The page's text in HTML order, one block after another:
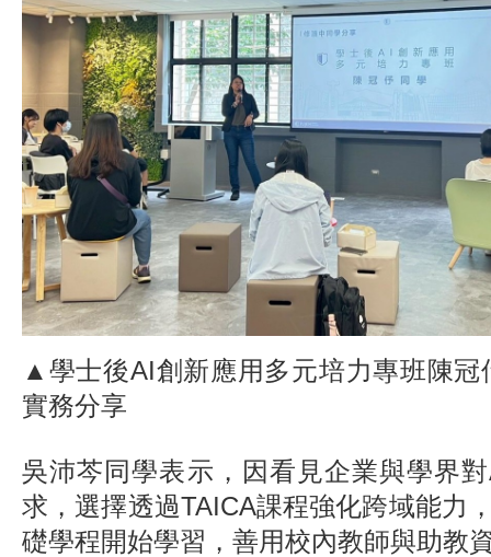
▲學士後AI創新應用多元培力專班陳冠
實務分享
吳沛芩同學表示，因看見企業與學界
求，選擇透過TAICA課程強化跨域能力
礎學程開始學習，善用校內教師與助教